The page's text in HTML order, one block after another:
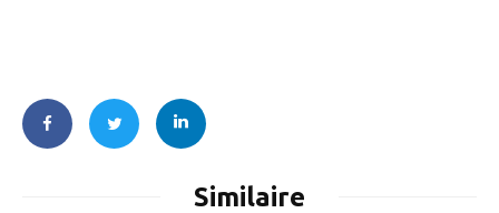
Similaire